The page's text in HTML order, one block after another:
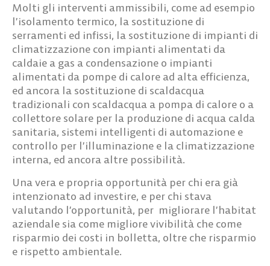
Molti gli interventi ammissibili, come ad esempio
l’isolamento termico, la sostituzione di
serramenti ed infissi, la sostituzione di impianti di
climatizzazione con impianti alimentati da
caldaie a gas a condensazione o impianti
alimentati da pompe di calore ad alta efficienza,
ed ancora la sostituzione di scaldacqua
tradizionali con scaldacqua a pompa di calore o a
collettore solare per la produzione di acqua calda
sanitaria, sistemi intelligenti di automazione e
controllo per l’illuminazione e la climatizzazione
interna, ed ancora altre possibilità.
Una vera e propria opportunità per chi era già
intenzionato ad investire, e per chi stava
valutando l’opportunità, per migliorare l’habitat
aziendale sia come migliore vivibilità che come
risparmio dei costi in bolletta, oltre che risparmio
e rispetto ambientale.